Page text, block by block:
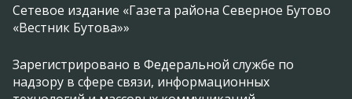
Сетевое издание «Газета района Северное Бутово
«Вестник Бутова»»
Зарегистрировано в Федеральной службе по
надзору в сфере связи, информационных